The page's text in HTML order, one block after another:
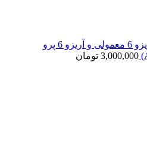
چراغ دیلایت جلو سمت چپ آریزو 6 معمولی و آریزو 6 پرو
3,000,000 تومان